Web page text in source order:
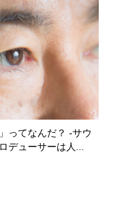
」ってなんだ？ -サウ
デューサーは人...